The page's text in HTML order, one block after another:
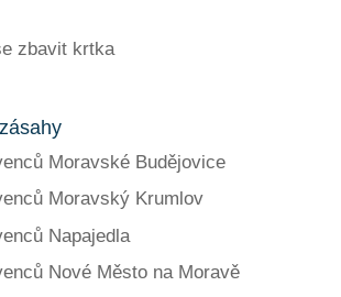
zbavit krtka
Moravské Budějovice
Moravský Krumlov
Napajedla
Nové Město na Moravě